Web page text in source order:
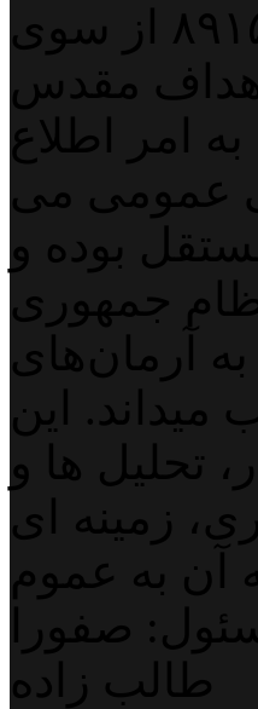
پایگاه خبری خبربین آنلاین به شماره ثبت ۸۹۱۵۵ از سوی
مقدس
امر اطلاع
عمومی می
بوده و
جمهوری
آرمان‌های
میداند. این
تحلیل ها و
زمینه ای
آن به عموم
صفورا
طالب زاده